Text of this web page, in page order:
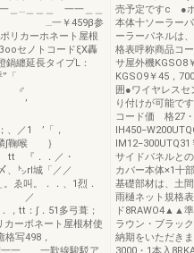
＿ 一一＿＿
459β参
リカーホネート屋根
トコードξX轟
纏延長タイプL：
表∵弓 呼”「
＿ ’
／
1 ’「，
麟∫鞠喉 ｝
tt 『．．／・
㌧rl城「／／
ゑ叫。．．、1烈．
／
：∫．51多弓葺；
カーボネート屋根材使
498，
売予定ですc ●ボ
本体十ソーラー
ーラーパネルは
格表呼称商品コ
サ屋外機KGSO8
KGSO9￥45，
囲●ワイヤレス
り付けが可能で
コード価 格27
サイドパネルと
カバー本体×1十
基礎部材は、土
雨樋ネット規
ド8RAWO4▲▲
ラウン・ブラッ
納期をいただき